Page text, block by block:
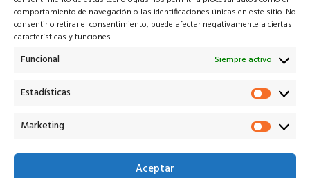
comportamiento de navegación o las identificaciones únicas en este sitio. No
consentir o retirar el consentimiento, puede afectar negativamente a ciertas
características y funciones.
Funcional Siempre activo
Estadísticas
Marketing
Aceptar
Veiko* es la solución tecnológica que potencia a cada uno
de los actores en el proceso de remarketing V.O.
+34 614 245 649